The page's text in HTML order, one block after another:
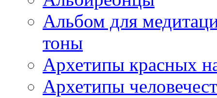
Альбом для
тоны
Архетипы красных
Архетипы